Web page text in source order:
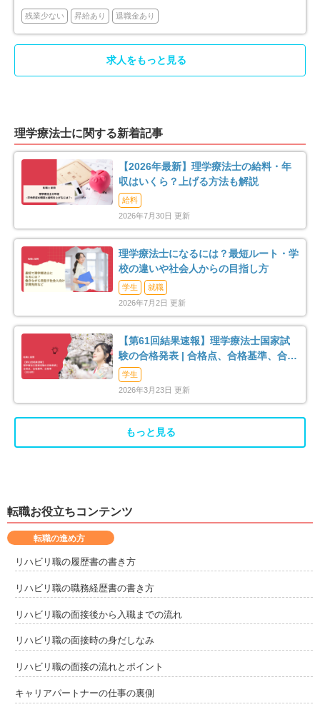
富里市 12
香取市
印旛郡酒々井町 4
香取郡東庄町 大網白里市 15
山武郡九十九里町 2
長生郡一宮町 長生郡睦沢町
長生郡長生村 長生郡白子町 2
長生郡長南町
夷隅郡大多喜町 3 安房郡鋸南町 1
残業少ない 昇給あり 退職金あり
求人をもっと見る
理学療法士に関する新着記事
【2026年最新】理学療法士の給料・年
収はいくら？上げる方法も解説
給料
2026年7月30日 更新
理学療法士になるには？最短ルート・学
校の違いや社会人からの目指し方
学生
就職
2026年7月2日 更新
【第61回結果速報】理学療法士国家試
験の合格発表 | 合格点、合格基準、合格
率（2026年）
学生
2026年3月23日 更新
もっと見る
転職お役立ちコンテンツ
転職の進め方
リハビリ職の履歴書の書き方
リハビリ職の職務経歴書の書き方
リハビリ職の面接後から入職までの流れ
リハビリ職の面接時の身だしなみ
リハビリ職の面接の流れとポイント
キャリアパートナーの仕事の裏側